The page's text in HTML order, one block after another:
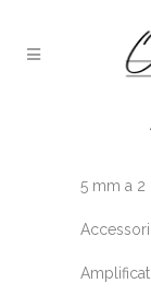
5 mm a 2